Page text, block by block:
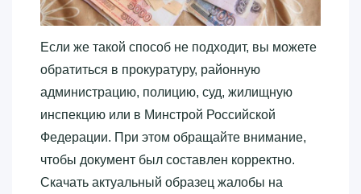
Если же такой способ не подходит, вы можете
обратиться в прокуратуру, районную
администрацию, полицию, суд, жилищную
инспекцию или в Минстрой Российской
Федерации. При этом обращайте внимание,
чтобы документ был составлен корректно.
Скачать актуальный образец жалобы на